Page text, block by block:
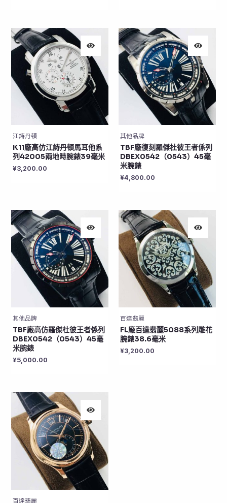
江詩丹頓
K11廠高仿江詩丹頓馬耳他系
列42005兩地時腕錶39毫米
¥3,200.00
其他品牌
TBF廠復刻羅傑杜彼王者係列
DBEX0542（0543）45毫
米腕錶
¥4,800.00
其他品牌
TBF廠高仿羅傑杜彼王者係列
DBEX0542（0543）45毫
米腕錶
¥5,000.00
百達翡麗
FL廠百達翡麗5088系列雕花
腕錶38.6毫米
¥3,200.00
百達翡麗